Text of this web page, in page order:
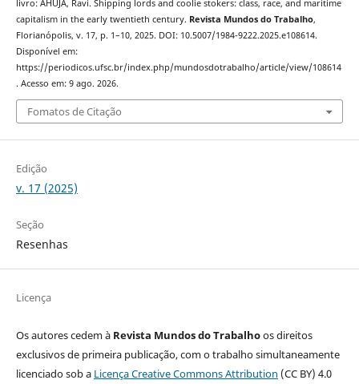
livro: AHUJA, Ravi. Shipping lords and coolie stokers: class, race, and maritime
capitalism in the early twentieth century. Revista Mundos do Trabalho,
Florianópolis, v. 17, p. 1–10, 2025. DOI: 10.5007/1984-9222.2025.e108614.
Disponível em:
https://periodicos.ufsc.br/index.php/mundosdotrabalho/article/view/108614
. Acesso em: 9 ago. 2026.
Fomatos de Citação
Edição
v. 17 (2025)
Seção
Resenhas
Licença
Os autores cedem à Revista Mundos do Trabalhoos direitos
exclusivos de primeira publicação, com o trabalho simultaneamente
licenciado sob a Licença Creative Commons Attribution (CC BY) 4.0